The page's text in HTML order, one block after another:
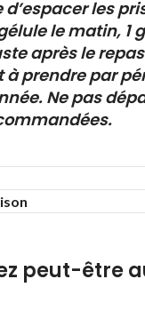
les
le matin, 1
après le
prendre par
Ne pas
peut-être